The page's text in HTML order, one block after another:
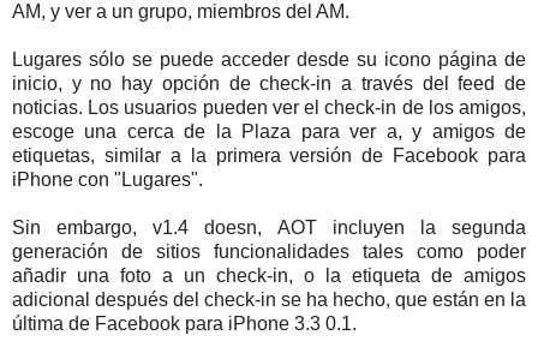
AM, y ver a un grupo, miembros del AM.
Lugares sólo se puede acceder desde su icono página de
inicio, y no hay opción de check-in a través del feed de
noticias. Los usuarios pueden ver el check-in de los amigos,
escoge una cerca de la Plaza para ver a, y amigos de
etiquetas, similar a la primera versión de Facebook para
iPhone con "Lugares".
Sin embargo, v1.4 doesn, AOT incluyen la segunda
generación de sitios funcionalidades tales como poder
añadir una foto a un check-in, o la etiqueta de amigos
adicional después del check-in se ha hecho, que están en la
última de Facebook para iPhone 3.3 0.1.